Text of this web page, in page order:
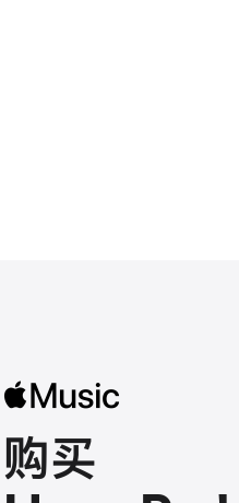
购买